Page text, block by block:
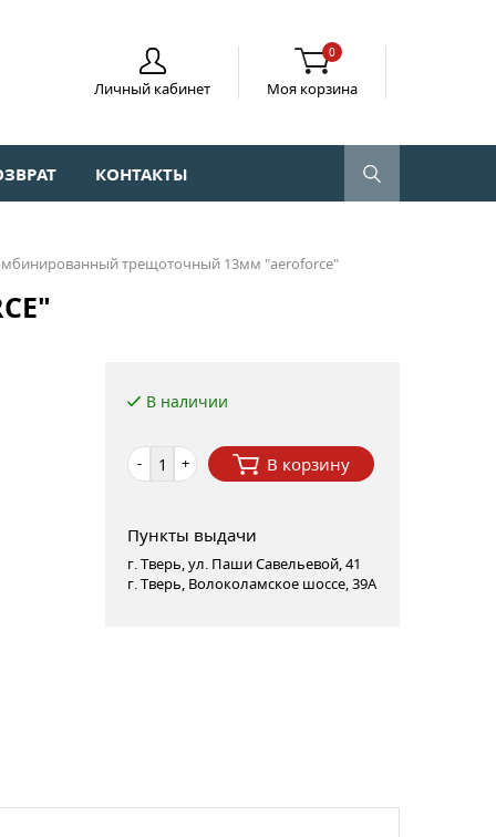
Личный кабинет
0
Моя корзина
КОНТАКТЫ
трещоточный 13мм "aeroforce"
В наличии
- + В корзину
Пункты выдачи
г. Тверь, ул. Паши Савельевой, 41
г. Тверь, Волоколамское шоссе, 39А